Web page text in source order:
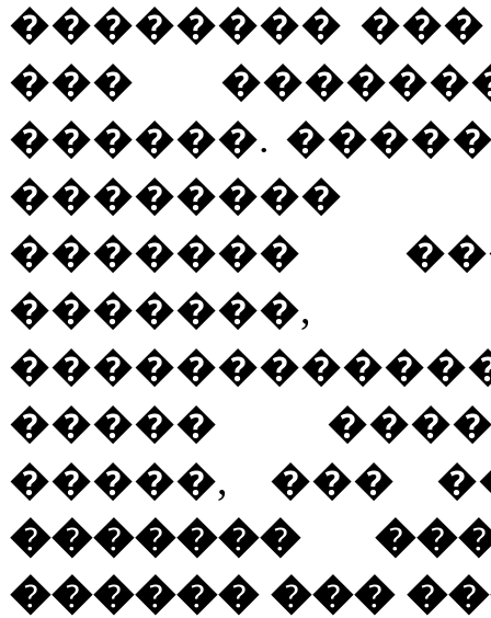
��������
���
������.
��������
�������
�����
�����, ���
�������
������ ���